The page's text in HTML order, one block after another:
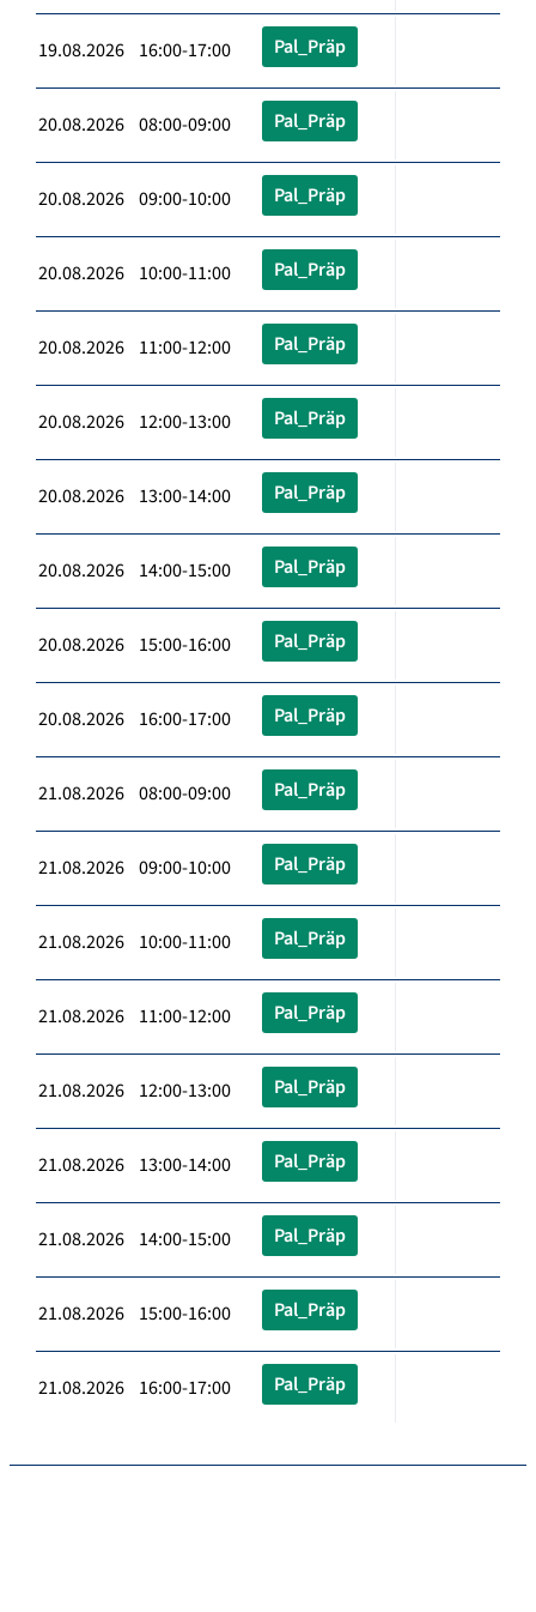
19.08.2026 16:00-17:00 Pal_Präp
20.08.2026 08:00-09:00 Pal_Präp
20.08.2026 09:00-10:00 Pal_Präp
20.08.2026 10:00-11:00 Pal_Präp
20.08.2026 11:00-12:00 Pal_Präp
20.08.2026 12:00-13:00 Pal_Präp
20.08.2026 13:00-14:00 Pal_Präp
20.08.2026 14:00-15:00 Pal_Präp
20.08.2026 15:00-16:00 Pal_Präp
20.08.2026 16:00-17:00 Pal_Präp
21.08.2026 08:00-09:00 Pal_Präp
21.08.2026 09:00-10:00 Pal_Präp
21.08.2026 10:00-11:00 Pal_Präp
21.08.2026 11:00-12:00 Pal_Präp
21.08.2026 12:00-13:00 Pal_Präp
21.08.2026 13:00-14:00 Pal_Präp
21.08.2026 14:00-15:00 Pal_Präp
21.08.2026 15:00-16:00 Pal_Präp
21.08.2026 16:00-17:00 Pal_Präp